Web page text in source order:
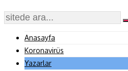
Anasayfa
Koronavirüs
Yazarlar